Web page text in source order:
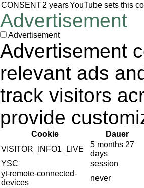
CONSENT2 yearsYouTube sets this
Advertisement
Advertisement
Advertisement
relevant ads
track visitors
provide
Cookie
Dauer
VISITOR_INFO1_LIVE
5 months 27
days
YSC
session
yt-remote-connected-
devices
never